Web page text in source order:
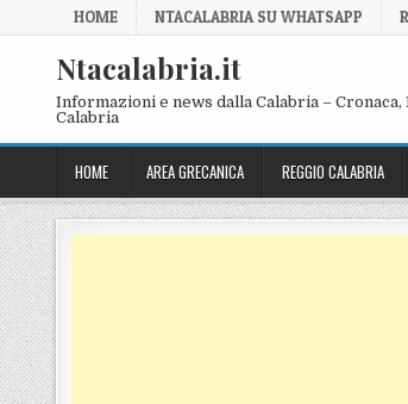
Skip to content
HOME NTACALABRIA SU WHATSAPP
Ntacalabria.it
Informazioni e news dalla Calabria –
Calabria
HOME AREA GRECANICA REGGIO CALABRIA